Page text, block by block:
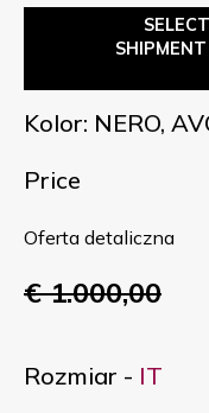
Kolor: NERO,
Price
Oferta detaliczna
€ 1.000,00
Rozmiar - IT